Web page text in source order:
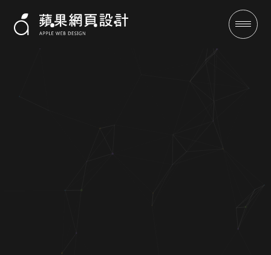
美容平台DoMo&美-蘋果網頁設
計-客製化設計-SEO優化保證有